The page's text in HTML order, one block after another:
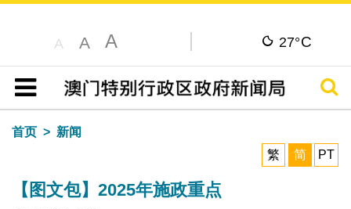
A A A 27°C
目录
搜寻
首页
新闻
繁
简 PT
【图文包】2025年施政重点